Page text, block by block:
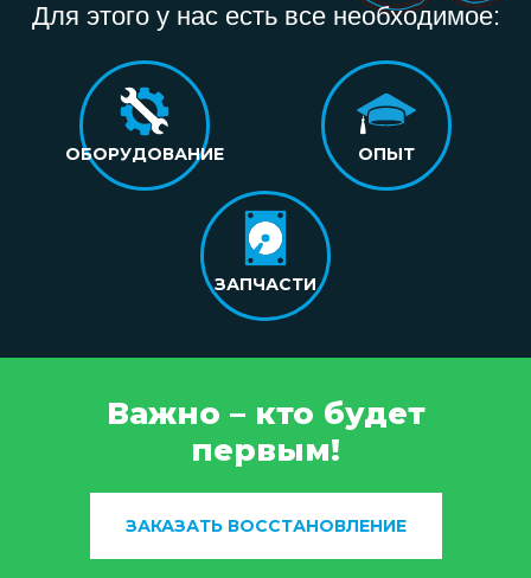
Для этого у нас есть все необходимое:
ОБОРУДОВАНИЕ ОПЫТ
ЗАПЧАСТИ
Важно – кто будет
первым!
ЗАКАЗАТЬ ВОССТАНОВЛЕНИЕ